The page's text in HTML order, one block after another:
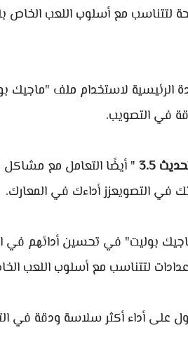
لتتناسب مع أسلوب اللعب
لاستخدام ملف "ماجيك
في التصويب.
3.5
" أيضًا التعامل مع
في التصويعزز أداءك في المعارك.
بوليت" في تحسين أدائهم في
لتتناسب مع أسلوب اللعب
على أداء أكثر سلاسة ودقة في